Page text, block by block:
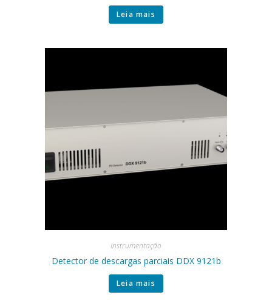
Leia mais
Instrumentação
Detector de descargas parciais DDX 9121b
Leia mais